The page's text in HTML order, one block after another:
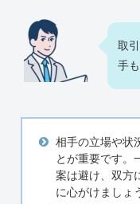
取
手
相手の立場や状
とが重要です。
案は避け、双方
に心がけましょ